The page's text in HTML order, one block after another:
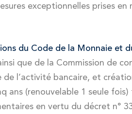
exceptionnelles prises
du Code de la Monnaie et
que de la Commission de
de l’activité bancaire, et
ans (renouvelable 1 seule
en vertu du décret n°